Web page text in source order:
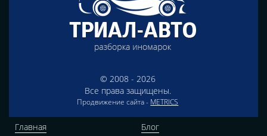
© 2008 - 2026
Все права защищены.
Продвижение сайта - METRICS
Главная Блог